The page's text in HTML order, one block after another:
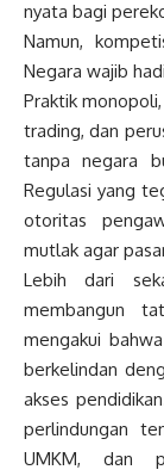
nyata bagi
Namun,
Negara wajib
Praktik
trading, dan
tanpa negara
Regulasi yang
otoritas
mutlak agar
Lebih dari
membangun
mengakui
berkelindan
akses
perlindungan
UMKM, dan